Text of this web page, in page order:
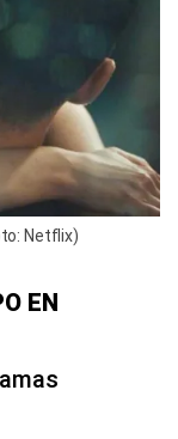
Netflix)
EN